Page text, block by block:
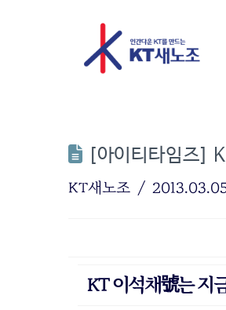
[아이티타임즈]
KT새노조
KT 이석채號는 지